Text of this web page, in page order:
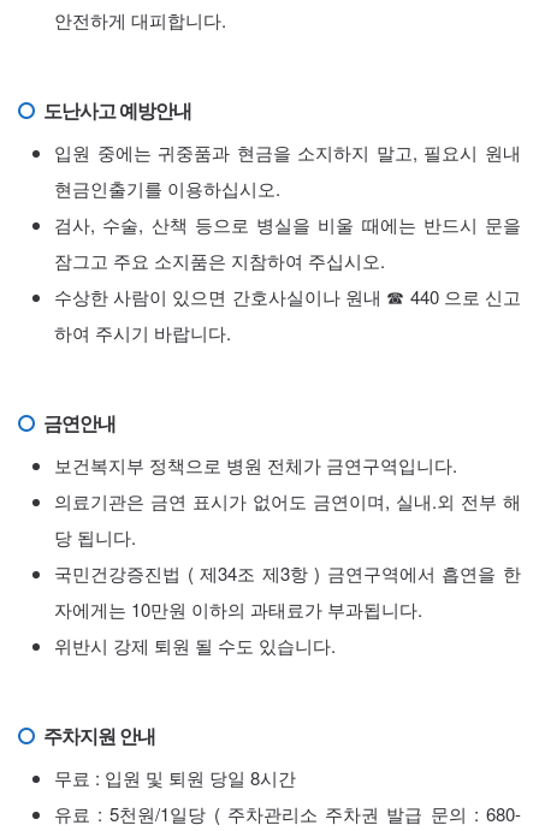
안전하게 대피합니다.
도난사고 예방안내
입원 중에는 귀중품과 현금을 소지하지 말고, 필요시 원내
현금인출기를 이용하십시오.
검사, 수술, 산책 등으로 병실을 비울 때에는 반드시 문을
잠그고 주요 소지품은 지참하여 주십시오.
수상한 사람이 있으면 간호사실이나 원내 ☎ 440 으로 신고
하여 주시기 바랍니다.
금연안내
보건복지부 정책으로 병원 전체가 금연구역입니다.
의료기관은 금연 표시가 없어도 금연이며, 실내.외 전부 해
당 됩니다.
국민건강증진법 ( 제34조 제3항 ) 금연구역에서 흡연을 한
자에게는 10만원 이하의 과태료가 부과됩니다.
위반시 강제 퇴원 될 수도 있습니다.
주차지원 안내
무료 : 입원 및 퇴원 당일 8시간
유료 : 5천원/1일당 ( 주차관리소 주차권 발급 문의 : 680-